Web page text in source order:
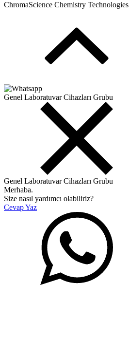
ChromaScience Chemistry Technologies
Genel Laboratuvar Cihazları Grubu
Genel Laboratuvar Cihazları Grubu
Merhaba.
Size nasıl yardımcı olabiliriz?
Cevap Yaz